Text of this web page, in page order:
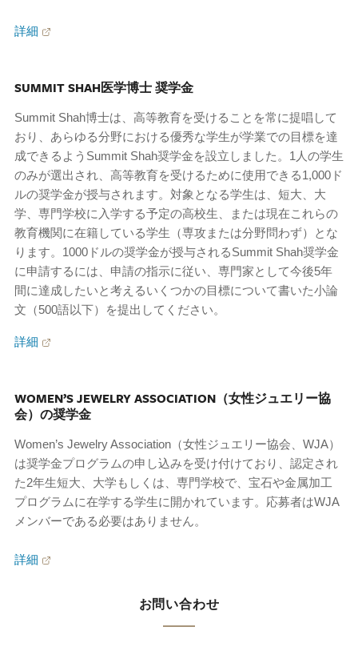
詳細
SUMMIT SHAH医学博士 奨学金
Summit Shah博士は、高等教育を受けることを常に提唱して
おり、あらゆる分野における優秀な学生が学業での目標を達
成できるようSummit Shah奨学金を設立しました。1人の学生
のみが選出され、高等教育を受けるために使用できる1,000ド
ルの奨学金が授与されます。対象となる学生は、短大、大
学、専門学校に入学する予定の高校生、または現在これらの
教育機関に在籍している学生（専攻または分野問わず）とな
ります。1000ドルの奨学金が授与されるSummit Shah奨学金
に申請するには、申請の指示に従い、専門家として今後5年
間に達成したいと考えるいくつかの目標について書いた小論
文（500語以下）を提出してください。
詳細
WOMEN’S JEWELRY ASSOCIATION（女性ジュエリー協
会）の奨学金
Women’s Jewelry Association（女性ジュエリー協会、WJA）
は奨学金プログラムの申し込みを受け付けており、認定され
た2年生短大、大学もしくは、専門学校で、宝石や金属加工
プログラムに在学する学生に開かれています。応募者はWJA
メンバーである必要はありません。
詳細
お問い合わせ